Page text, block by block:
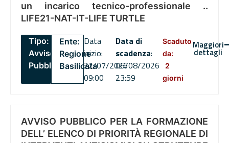
un incarico tecnico-professionale ..
LIFE21-NAT-IT-LIFE TURTLE
Tipo:
Avviso
Pubblico
Ente:
Regione
Basilicata
Data
inizio:
22/07/2026
09:00
Data di
scadenza:
06/08/2026
23:59
Scaduto
da:
2
giorni
Maggiori
dettagli
AVVISO PUBBLICO PER LA FORMAZIONE
DELL’ ELENCO DI PRIORITÀ REGIONALE DI